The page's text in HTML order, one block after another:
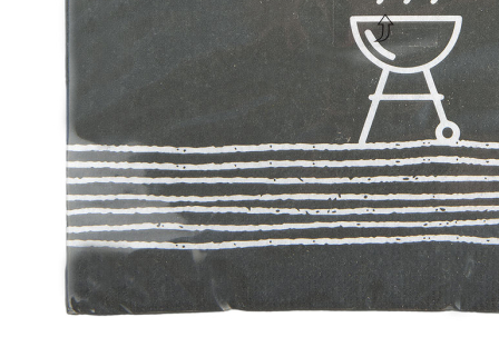
Zum Anfang der Bildergalerie springen
37010189
PPD Servietten BBQ
anthracite Napkin